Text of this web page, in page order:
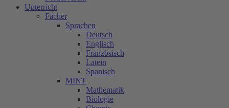
Unterricht
Fächer
Sprachen
Deutsch
Englisch
Französisch
Latein
Spanisch
MINT
Mathematik
Biologie